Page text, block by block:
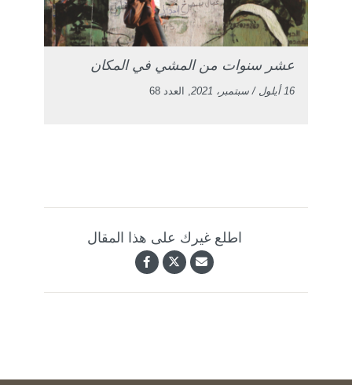
عشر سنوات من المشي في المكان
16 أيلول / سبتمبر، 2021 , العدد 68
اطلع غيرك على هذا المقال